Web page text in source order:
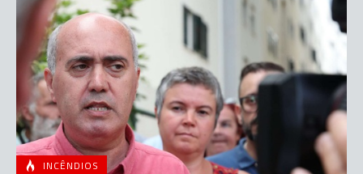
INCÊNDIOS